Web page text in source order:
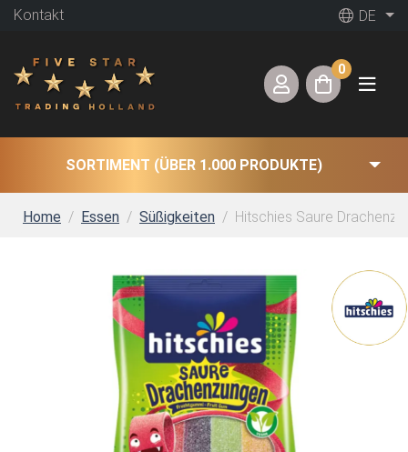
Kontakt DE
0
SORTIMENT (ÜBER 1.000 PRODUKTE)
Home Essen Süßigkeiten Hitschies Saure